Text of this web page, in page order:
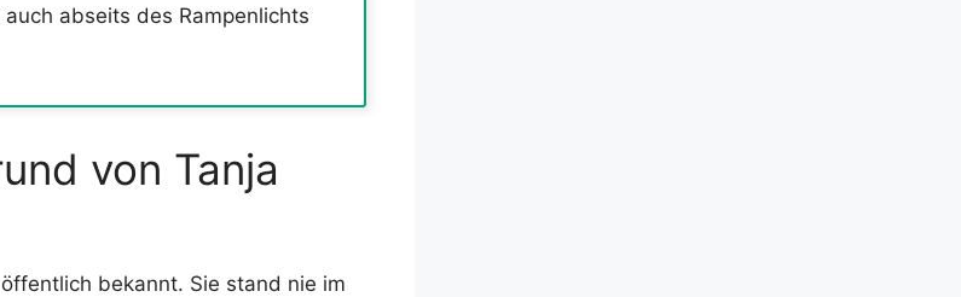
abseits des Rampenlichts
von Tanja
bekannt. Sie stand nie im